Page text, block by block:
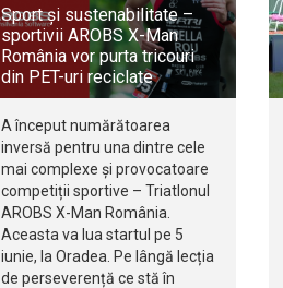
Sport și sustenabilitate –
sportivii AROBS X-Man
România vor purta tricouri
din PET-uri reciclate
A început numărătoarea
inversă pentru una dintre cele
mai complexe și provocatoare
competiții sportive – Triatlonul
AROBS X-Man România.
Aceasta va lua startul pe 5
iunie, la Oradea. Pe lângă lecția
de perseverență ce stă în